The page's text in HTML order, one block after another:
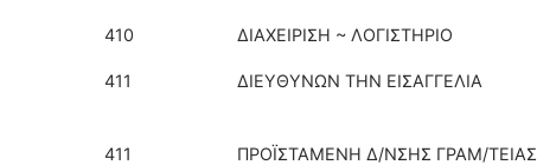
410 ΔΙΑΧΕΙΡΙΣΗ ~ ΛΟΓΙΣΤΗΡΙΟ
411 ΔΙΕΥΘΥΝΩΝ ΤΗΝ ΕΙΣΑΓΓΕΛΙΑ
411 ΠΡΟΪΣΤΑΜΕΝΗ Δ/ΝΣΗΣ ΓΡΑΜ/ΤΕΙΑΣ